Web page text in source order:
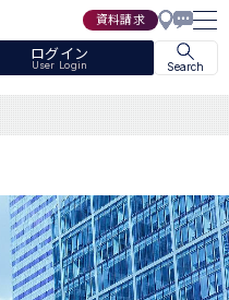
資料請求
ログイン
User Login Search